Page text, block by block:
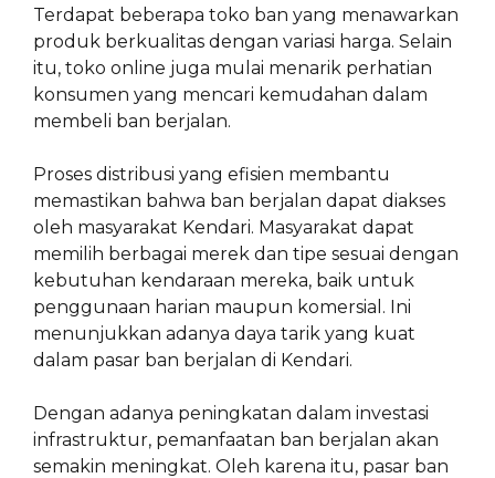
Terdapat beberapa toko ban yang menawarkan
produk berkualitas dengan variasi harga. Selain
itu, toko online juga mulai menarik perhatian
konsumen yang mencari kemudahan dalam
membeli ban berjalan.
Proses distribusi yang efisien membantu
memastikan bahwa ban berjalan dapat diakses
oleh masyarakat Kendari. Masyarakat dapat
memilih berbagai merek dan tipe sesuai dengan
kebutuhan kendaraan mereka, baik untuk
penggunaan harian maupun komersial. Ini
menunjukkan adanya daya tarik yang kuat
dalam pasar ban berjalan di Kendari.
Dengan adanya peningkatan dalam investasi
infrastruktur, pemanfaatan ban berjalan akan
semakin meningkat. Oleh karena itu, pasar ban